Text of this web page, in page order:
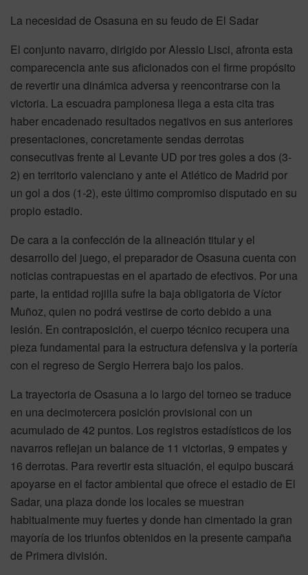
La necesidad de Osasuna en su feudo de El Sadar
El conjunto navarro, dirigido por Alessio Lisci, afronta esta
comparecencia ante sus aficionados con el firme propósito
de revertir una dinámica adversa y reencontrarse con la
victoria. La escuadra pamplonesa llega a esta cita tras
haber encadenado resultados negativos en sus anteriores
presentaciones, concretamente sendas derrotas
consecutivas frente al Levante UD por tres goles a dos (3-
2) en territorio valenciano y ante el Atlético de Madrid por
un gol a dos (1-2), este último compromiso disputado en su
propio estadio.
De cara a la confección de la alineación titular y el
desarrollo del juego, el preparador de Osasuna cuenta con
noticias contrapuestas en el apartado de efectivos. Por una
parte, la entidad rojilla sufre la baja obligatoria de Víctor
Muñoz, quien no podrá vestirse de corto debido a una
lesión. En contraposición, el cuerpo técnico recupera una
pieza fundamental para la estructura defensiva y la portería
con el regreso de Sergio Herrera bajo los palos.
La trayectoria de Osasuna a lo largo del torneo se traduce
en una decimotercera posición provisional con un
acumulado de 42 puntos. Los registros estadísticos de los
navarros reflejan un balance de 11 victorias, 9 empates y
16 derrotas. Para revertir esta situación, el equipo buscará
apoyarse en el factor ambiental que ofrece el estadio de El
Sadar, una plaza donde los locales se muestran
habitualmente muy fuertes y donde han cimentado la gran
mayoría de los triunfos obtenidos en la presente campaña
de Primera división.